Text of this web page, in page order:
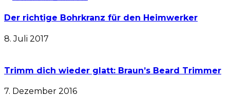
Der richtige Bohrkranz für den Heimwerker
8. Juli 2017
Trimm dich wieder glatt: Braun’s Beard Trimmer
7. Dezember 2016